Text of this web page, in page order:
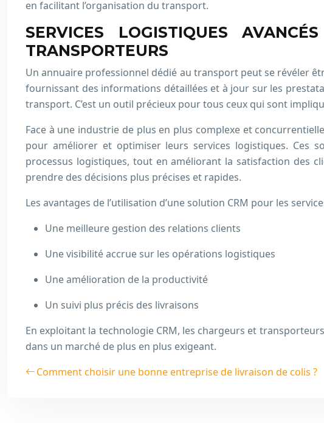
en facilitant l’organisation du transport.
SERVICES LOGISTIQUES
TRANSPORTEURS
Un annuaire professionnel dédié au transport peut se révéler
fournissant des informations détaillées et à jour sur les
transport. C’est un outil précieux pour tous ceux qui sont
Face à une industrie de plus en plus complexe et
pour améliorer et optimiser leurs services logistiques. Ces
processus logistiques, tout en améliorant la satisfaction des
prendre des décisions plus précises et rapides.
Les avantages de l’utilisation d’une solution CRM pour les
Une meilleure gestion des relations clients
Une visibilité accrue sur les opérations logistiques
Une amélioration de la productivité
Un suivi plus précis des livraisons
En exploitant la technologie CRM, les chargeurs et
dans un marché de plus en plus exigeant.
Comment choisir une bonne entreprise de livraison de colis ?